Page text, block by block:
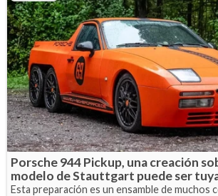
Porsche 944 Pickup, una creación
modelo de Stauttgart puede ser
Esta preparación es un ensamble de muchos